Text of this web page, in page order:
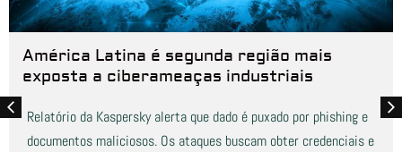
América Latina é segunda região mais
exposta a ciberameaças industriais
Relatório da Kaspersky alerta que dado é puxado por phishing e
documentos maliciosos. Os ataques buscam obter credenciais e